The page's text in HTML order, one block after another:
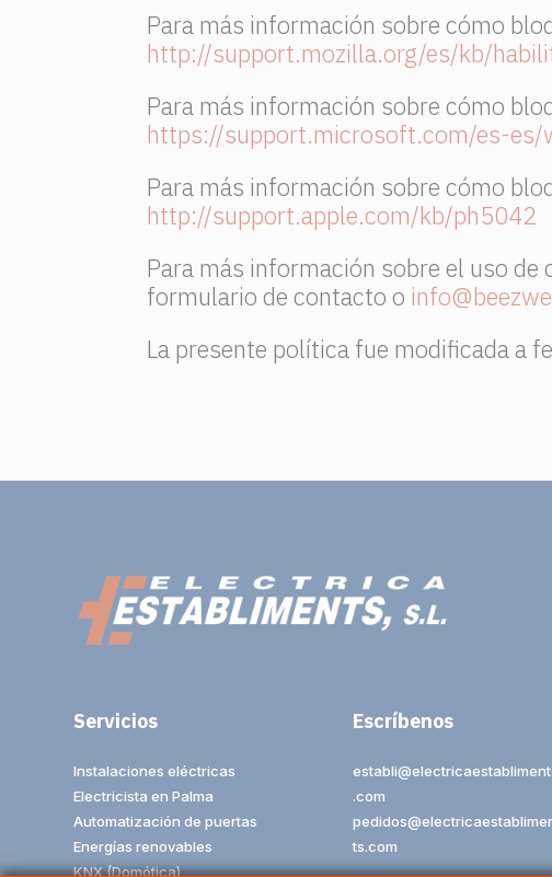
Para más información sobre cómo
http://support.mozilla.org/es/kb/
Para más información sobre cómo
https://support.microsoft.com/es-es/
Para más información sobre cómo
http://support.apple.com/kb/ph5042
Para más información sobre el uso de
formulario de contacto o
La presente política fue modificada a
Servicios
Instalaciones eléctricas
Electricista en Palma
Automatización de puertas
Energías renovables
KNX (Domótica)
Escríbenos
.com
ts.com